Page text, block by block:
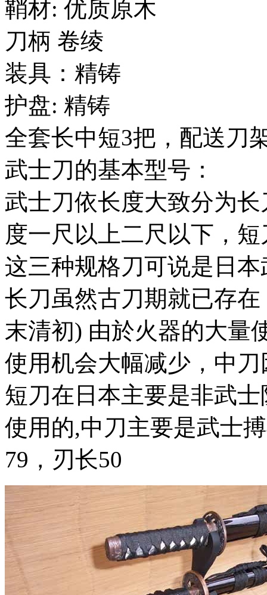
鞘材: 优质原木
刀柄 卷绫
装具：精铸
护盘: 精铸
全套长中短3把，配送刀
武士刀的基本型号：
武士刀依长度大致分为
度一尺以上二尺以下，
这三种规格刀可说是日
长刀虽然古刀期就已存
末清初) 由於火器的大量
使用机会大幅减少，中
短刀在日本主要是非武
使用的,中刀主要是武士
79，刃长50